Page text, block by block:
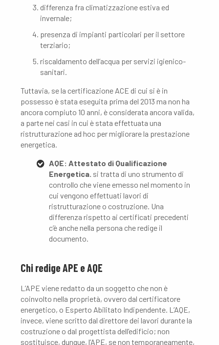
differenza fra climatizzazione estiva ed
invernale;
presenza di impianti particolari per il settore
terziario;
riscaldamento dell’acqua per servizi igienico-
sanitari.
Tuttavia, se la certificazione ACE di cui si è in
possesso è stata eseguita prima del 2013 ma non ha
ancora compiuto 10 anni, è considerata ancora valida,
a parte nei casi in cui è stata effettuata una
ristrutturazione ad hoc per migliorare la prestazione
energetica.
AQE: Attestato di Qualificazione
Energetica. si tratta di uno strumento di
controllo che viene emesso nel momento in
cui vengono effettuati lavori di
ristrutturazione o costruzione. Una
differenza rispetto ai certificati precedenti
c’è anche nella persona che redige il
documento.
Chi redige APE e AQE
L’APE viene redatto da un soggetto che non è
coinvolto nella proprietà, ovvero dal certificatore
energetico, o Esperto Abilitato Indipendente. L’AQE,
invece, viene scritto dal direttore dei lavori durante la
costruzione o dal progettista dell’edificio; non
sostituisce, dunque, l’APE, se non temporaneamente,